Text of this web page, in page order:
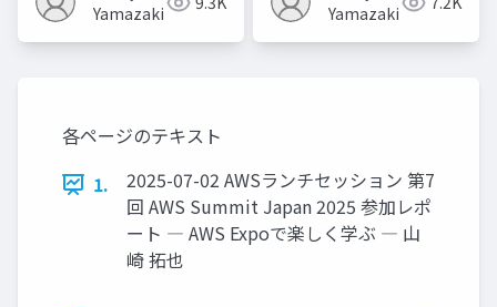
Yamazaki
Yamazaki
各ページのテキスト
1.
2025-07-02 AWSランチセッション 第7
回 AWS Summit Japan 2025 参加レポ
ート ― AWS Expoで楽しく学ぶ ― 山
崎 拓也